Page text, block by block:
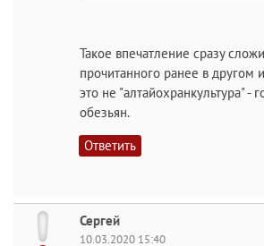
Такое впечатление сразу
прочитанного ранее в другом
это не "алтайохранкультура" -
обезьян.
Ответить
Сергей
10.03.2020 15:40